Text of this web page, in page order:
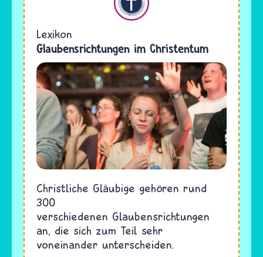
Lexikon
Glaubensrichtungen im Christentum
Christliche Gläubige gehören rund
300
verschiedenen Glaubensrichtungen
an, die sich zum Teil sehr
voneinander unterscheiden.